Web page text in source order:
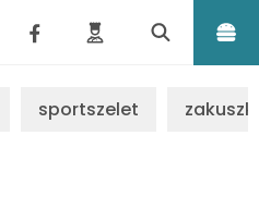
sportszelet